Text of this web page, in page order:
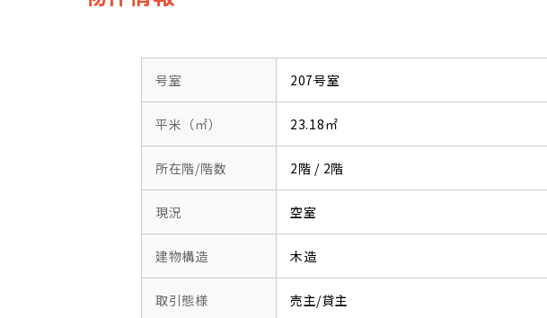
号室 207号室
平米（㎡） 23.18㎡
所在階/階数 2階 / 2階
現況 空室
建物構造 木造
取引態様 売主/貸主